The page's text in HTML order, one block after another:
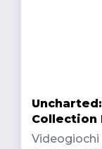
Collection
Videogiochi